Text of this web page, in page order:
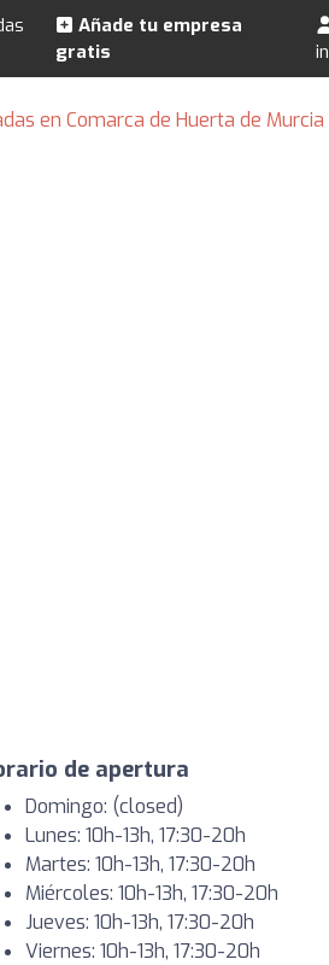
Añade tu empresa
gratis
in
en Comarca de Huerta de Murcia
de apertura
Domingo: (closed)
Lunes: 10h-13h, 17:30-20h
Martes: 10h-13h, 17:30-20h
Miércoles: 10h-13h, 17:30-20h
Jueves: 10h-13h, 17:30-20h
Viernes: 10h-13h, 17:30-20h